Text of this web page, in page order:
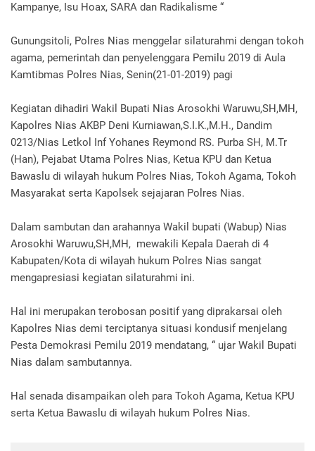
Kampanye, Isu Hoax, SARA dan Radikalisme “
Gunungsitoli, Polres Nias menggelar silaturahmi dengan tokoh
agama, pemerintah dan penyelenggara Pemilu 2019 di Aula
Kamtibmas Polres Nias, Senin(21-01-2019) pagi
Kegiatan dihadiri Wakil Bupati Nias Arosokhi Waruwu,SH,MH,
Kapolres Nias AKBP Deni Kurniawan,S.I.K.,M.H., Dandim
0213/Nias Letkol Inf Yohanes Reymond RS. Purba SH, M.Tr
(Han), Pejabat Utama Polres Nias, Ketua KPU dan Ketua
Bawaslu di wilayah hukum Polres Nias, Tokoh Agama, Tokoh
Masyarakat serta Kapolsek sejajaran Polres Nias.
Dalam sambutan dan arahannya Wakil bupati (Wabup) Nias
Arosokhi Waruwu,SH,MH, mewakili Kepala Daerah di 4
Kabupaten/Kota di wilayah hukum Polres Nias sangat
mengapresiasi kegiatan silaturahmi ini.
Hal ini merupakan terobosan positif yang diprakarsai oleh
Kapolres Nias demi terciptanya situasi kondusif menjelang
Pesta Demokrasi Pemilu 2019 mendatang, “ ujar Wakil Bupati
Nias dalam sambutannya.
Hal senada disampaikan oleh para Tokoh Agama, Ketua KPU
serta Ketua Bawaslu di wilayah hukum Polres Nias.